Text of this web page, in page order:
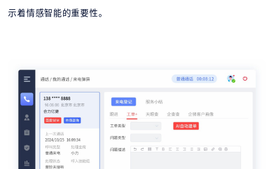
示着情感智能的重要性。